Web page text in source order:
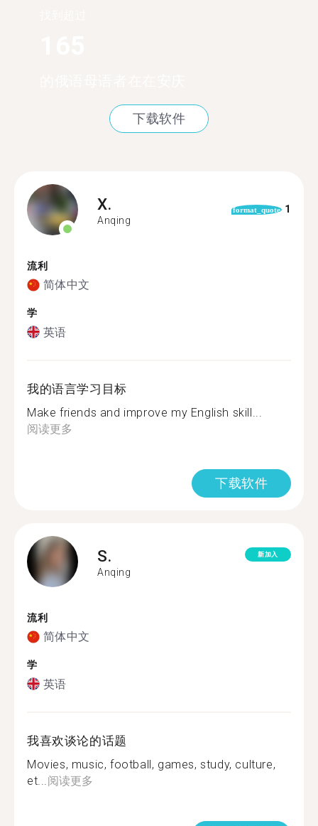
下载软件
X.
Anqing
format_quote 1
流利
简体中文
学
英语
我的语言学习目标
Make friends and improve my English skill...
阅读更多
下载软件
S.
Anqing
新加入
流利
简体中文
学
英语
我喜欢谈论的话题
Movies, music, football, games, study, culture,
et... 阅读更多